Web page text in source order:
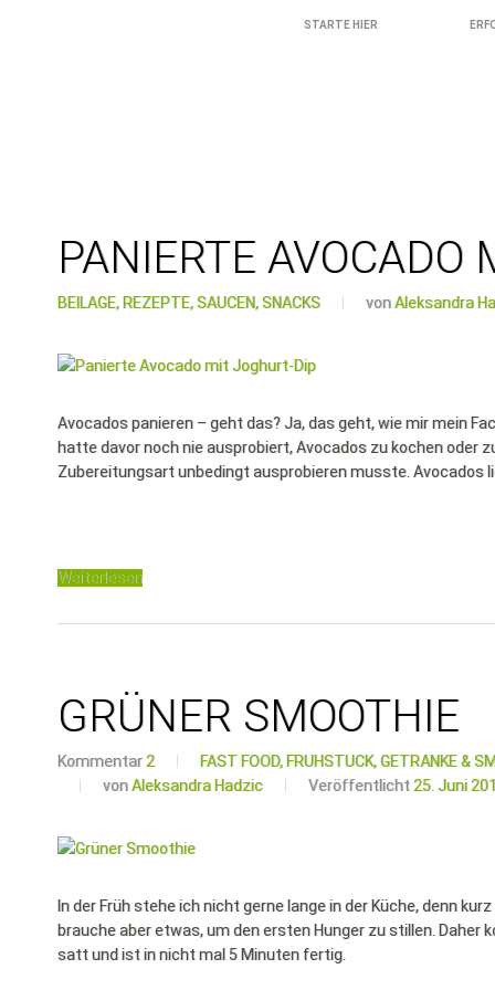
STARTE HIER
PANIERTE AVOCADO
BEILAGE, REZEPTE,SAUCEN,SNACKS vonAleksandra
Avocados panieren – geht das? Ja, das geht, wie mir mein
hatte davor noch nie ausprobiert, Avocados zu kochen oder
Zubereitungsart unbedingt ausprobieren musste. Avocados
Weiterlesen
GRÜNER SMOOTHIE
Kommentar 2 FAST FOOD, FRÜHSTÜCK,GETRÄNKE &
vonAleksandra Hadzic Veröffentlicht 25. Juni
In der Früh stehe ich nicht gerne lange in der Küche, denn
brauche aber etwas, um den ersten Hunger zu stillen.
satt und ist in nicht mal 5 Minuten fertig.